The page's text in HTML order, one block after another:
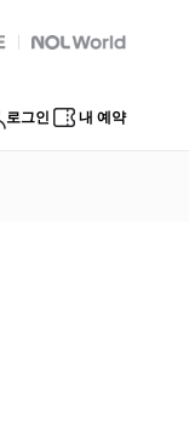
Global Interpark
로그인 내 예약